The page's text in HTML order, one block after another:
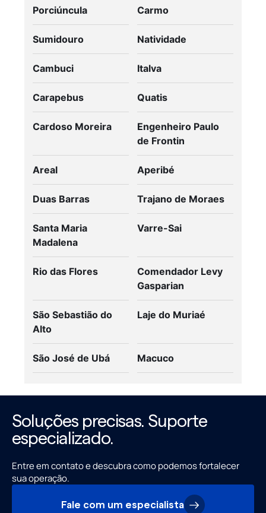
Porciúncula Carmo
Sumidouro Natividade
Cambuci Italva
Carapebus Quatis
Cardoso Moreira
Engenheiro Paulo
de Frontin
Areal Aperibé
Duas Barras Trajano de Moraes
Santa Maria
Madalena
Varre-Sai
Rio das Flores
Comendador Levy
Gasparian
São Sebastião do
Alto
Laje do Muriaé
São José de Ubá Macuco
Soluções precisas. Suporte
especializado.
Entre em contato e descubra como podemos fortalecer
sua operação.
Fale com um especialista